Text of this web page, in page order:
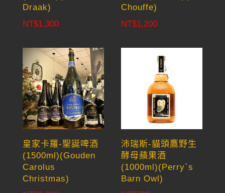
Draak)
NT$1,300
Chouffe)
NT$1,200
皇家卡羅-聖誕啤酒
(1500ml)(Gouden
Carolus
Christmas)
沛瑞斯-貓頭鷹野生
酵母蘋果酒
(1000ml)(Perry`s
Barn Owl)